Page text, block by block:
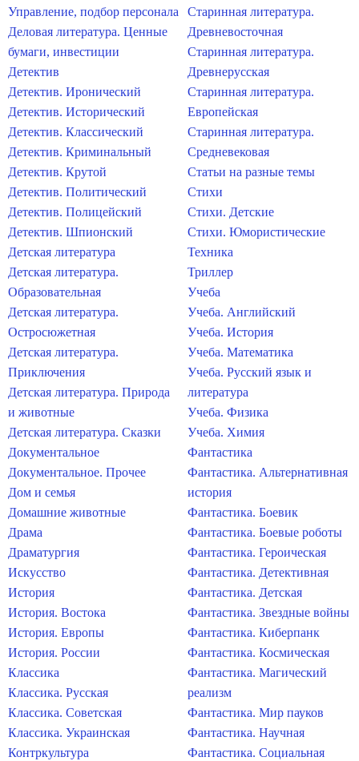
Управление, подбор персонала
Деловая литература. Ценные
бумаги, инвестиции
Детектив
Детектив. Иронический
Детектив. Исторический
Детектив. Классический
Детектив. Криминальный
Детектив. Крутой
Детектив. Политический
Детектив. Полицейский
Детектив. Шпионский
Детская литература
Детская литература.
Образовательная
Детская литература.
Остросюжетная
Детская литература.
Приключения
Детская литература. Природа
и животные
Детская литература. Сказки
Документальное
Документальное. Прочее
Дом и семья
Домашние животные
Драма
Драматургия
Искусство
История
История. Востока
История. Европы
История. России
Классика
Классика. Русская
Классика. Советская
Классика. Украинская
Контркультура
Старинная литература.
Древневосточная
Старинная литература.
Древнерусская
Старинная литература.
Европейская
Старинная литература.
Средневековая
Статьи на разные темы
Стихи
Стихи. Детские
Стихи. Юмористические
Техника
Триллер
Учеба
Учеба. Английский
Учеба. История
Учеба. Математика
Учеба. Русский язык и
литература
Учеба. Физика
Учеба. Химия
Фантастика
Фантастика. Альтернативная
история
Фантастика. Боевик
Фантастика. Боевые роботы
Фантастика. Героическая
Фантастика. Детективная
Фантастика. Детская
Фантастика. Звездные войны
Фантастика. Киберпанк
Фантастика. Космическая
Фантастика. Магический
реализм
Фантастика. Мир пауков
Фантастика. Научная
Фантастика. Социальная